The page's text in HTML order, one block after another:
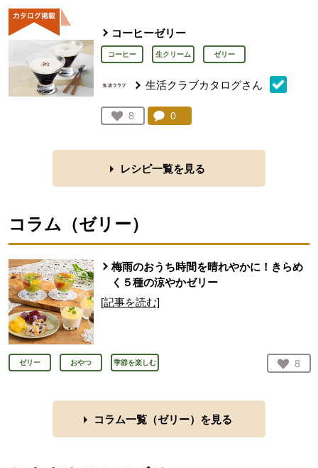
コーヒーゼリー
コーヒー 生クリーム ゼリー
生活クラブカタログさん
お気に入り登録：
8
人が登録
コメント：
0
レシピ一覧を見る
コラム（ゼリー）
梅雨のおうち時間を晴れやかに！きらめ
く５種の涼やかゼリー
[記事を読む]
ゼリー おやつ 季節を楽しむ お気
8
人
コラム一覧（ゼリー）を見る